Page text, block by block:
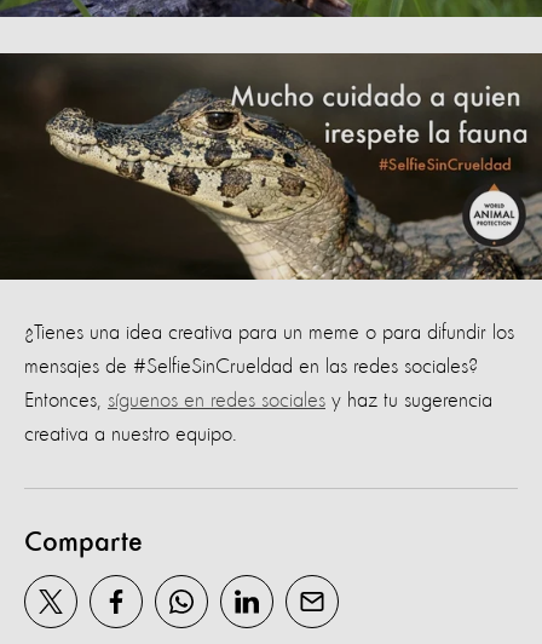
¿Tienes una idea creativa para un meme o para difundir los
mensajes de #SelfieSinCrueldad en las redes sociales?
Entonces, síguenos en redes sociales y haz tu sugerencia
creativa a nuestro equipo.
Comparte